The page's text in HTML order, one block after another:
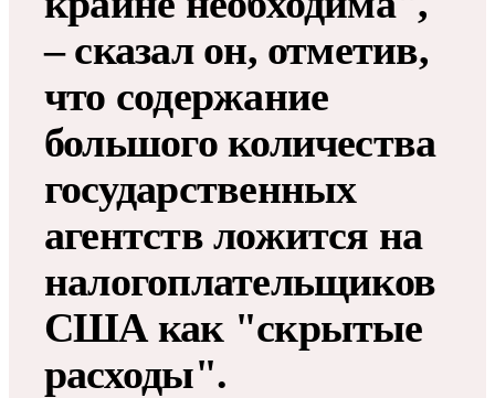
– сказал он, отметив,
что содержание
большого количества
государственных
агентств ложится на
налогоплательщиков
США как "скрытые
расходы".